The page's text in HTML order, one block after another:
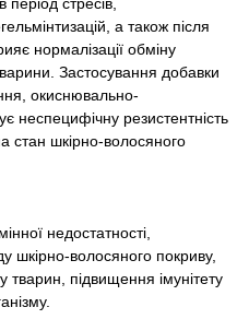
а також після
нормалізації обміну
Застосування добавки
окиснювально-
неспецифічну резистентність
стан шкірно-волосяного
недостатності,
шкірно-волосяного покриву,
тварин, підвищення імунітету